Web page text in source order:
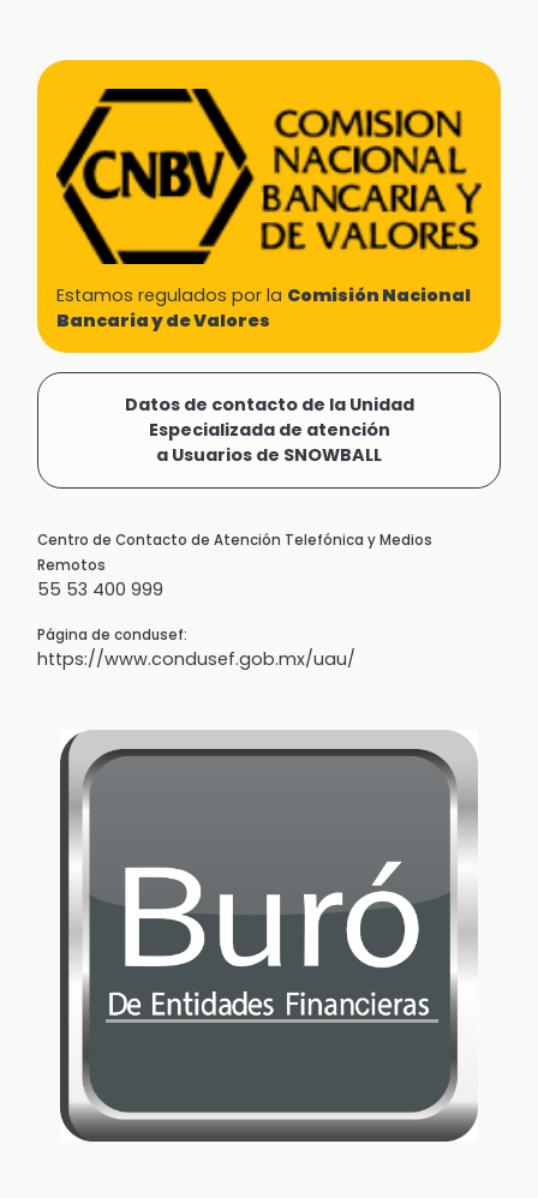
Estamos regulados por la Comisión Nacional
Bancaria y de Valores
Datos de contacto de la Unidad
Especializada de atención
a Usuarios de SNOWBALL
Centro de Contacto de Atención Telefónica y Medios
Remotos
55 53 400 999
Página de condusef:
https://www.condusef.gob.mx/uau/